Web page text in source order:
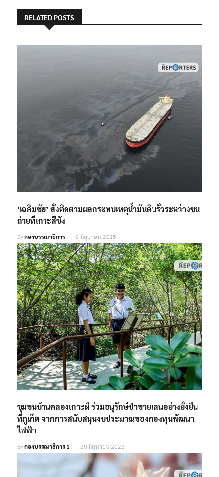
RELATED POSTS
‘เฉลิมชัย’ สั่งติดตามผลกระทบเหตุน้ำมันดิบรั่วระหว่างขน
ถ่ายที่เกาะสีชัง
Byกองบรรณาธิการ 6 มิถุนายน 2025
ชุมชนบ้านคลองเกาะผี ร่วมอนุรักษ์ป่าชายเลนอย่างยั่งยืน
ที่ภูเก็ต จากการสนับสนุนงบประมาณของกองทุนพัฒนา
ไฟฟ้า
Byกองบรรณาธิการ 1 20 มิถุนายน 2023